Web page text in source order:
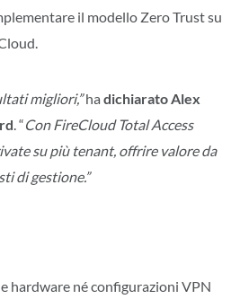
il modello Zero Trust su
migliori,”ha dichiarato Alex
. “Con FireCloud Total Access
su più tenant, offrire valore da
di gestione.”
hardware né configurazioni VPN